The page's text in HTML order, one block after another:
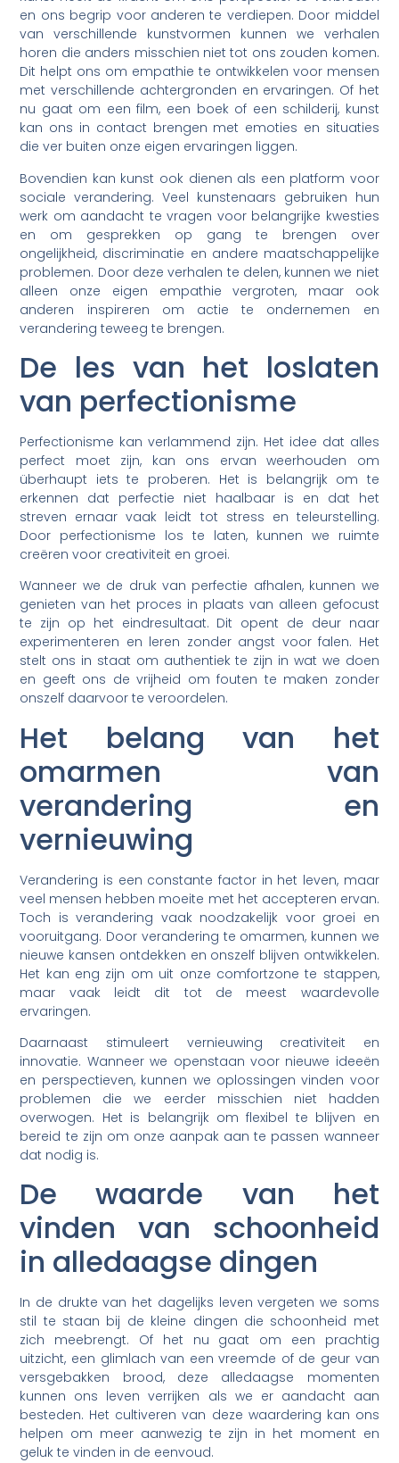
en ons begrip voor anderen te verdiepen. Door middel
van verschillende kunstvormen kunnen we verhalen
horen die anders misschien niet tot ons zouden komen.
Dit helpt ons om empathie te ontwikkelen voor mensen
met verschillende achtergronden en ervaringen. Of het
nu gaat om een film, een boek of een schilderij, kunst
kan ons in contact brengen met emoties en situaties
die ver buiten onze eigen ervaringen liggen.
Bovendien kan kunst ook dienen als een platform voor
sociale verandering. Veel kunstenaars gebruiken hun
werk om aandacht te vragen voor belangrijke kwesties
en om gesprekken op gang te brengen over
ongelijkheid, discriminatie en andere maatschappelijke
problemen. Door deze verhalen te delen, kunnen we niet
alleen onze eigen empathie vergroten, maar ook
anderen inspireren om actie te ondernemen en
verandering teweeg te brengen.
De les van het loslaten
van perfectionisme
Perfectionisme kan verlammend zijn. Het idee dat alles
perfect moet zijn, kan ons ervan weerhouden om
überhaupt iets te proberen. Het is belangrijk om te
erkennen dat perfectie niet haalbaar is en dat het
streven ernaar vaak leidt tot stress en teleurstelling.
Door perfectionisme los te laten, kunnen we ruimte
creëren voor creativiteit en groei.
Wanneer we de druk van perfectie afhalen, kunnen we
genieten van het proces in plaats van alleen gefocust
te zijn op het eindresultaat. Dit opent de deur naar
experimenteren en leren zonder angst voor falen. Het
stelt ons in staat om authentiek te zijn in wat we doen
en geeft ons de vrijheid om fouten te maken zonder
onszelf daarvoor te veroordelen.
Het belang van het
omarmen van
verandering en
vernieuwing
Verandering is een constante factor in het leven, maar
veel mensen hebben moeite met het accepteren ervan.
Toch is verandering vaak noodzakelijk voor groei en
vooruitgang. Door verandering te omarmen, kunnen we
nieuwe kansen ontdekken en onszelf blijven ontwikkelen.
Het kan eng zijn om uit onze comfortzone te stappen,
maar vaak leidt dit tot de meest waardevolle
ervaringen.
Daarnaast stimuleert vernieuwing creativiteit en
innovatie. Wanneer we openstaan voor nieuwe ideeën
en perspectieven, kunnen we oplossingen vinden voor
problemen die we eerder misschien niet hadden
overwogen. Het is belangrijk om flexibel te blijven en
bereid te zijn om onze aanpak aan te passen wanneer
dat nodig is.
De waarde van het
vinden van schoonheid
in alledaagse dingen
In de drukte van het dagelijks leven vergeten we soms
stil te staan bij de kleine dingen die schoonheid met
zich meebrengt. Of het nu gaat om een prachtig
uitzicht, een glimlach van een vreemde of de geur van
versgebakken brood, deze alledaagse momenten
kunnen ons leven verrijken als we er aandacht aan
besteden. Het cultiveren van deze waardering kan ons
helpen om meer aanwezig te zijn in het moment en
geluk te vinden in de eenvoud.